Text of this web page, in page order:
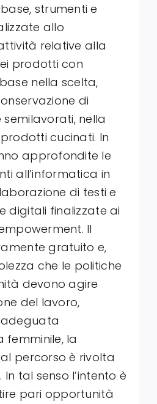
strumenti e
allo
relative alla
prodotti con
nella scelta,
di
nella
cucinati. In
approfondite le
all’informatica in
di testi e
digitali finalizzate ai
Il
gratuito e,
che le politiche
devono agire
del lavoro,
la
percorso è rivolta
tal senso l’intento è
pari opportunità